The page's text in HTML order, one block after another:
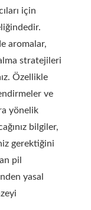
için
aromalar,
stratejileri
Özellikle
ve
yönelik
bilgiler,
gerektiğini
pil
yasal